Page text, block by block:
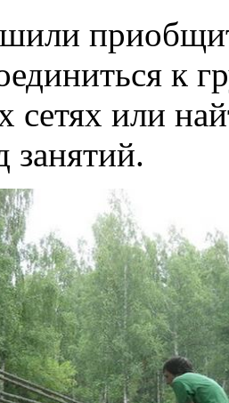
к
сетях или
занятий.